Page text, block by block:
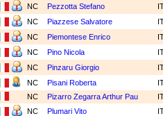
NC Pezzotta Stefano
NC Piazzese Salvatore
NC Piemontese Enrico
NC Pino Nicola
NC Pinzaru Giorgio
NC Pisani Roberta
NC Pizarro Zegarra Arthur Pau
NC Plumari Vito